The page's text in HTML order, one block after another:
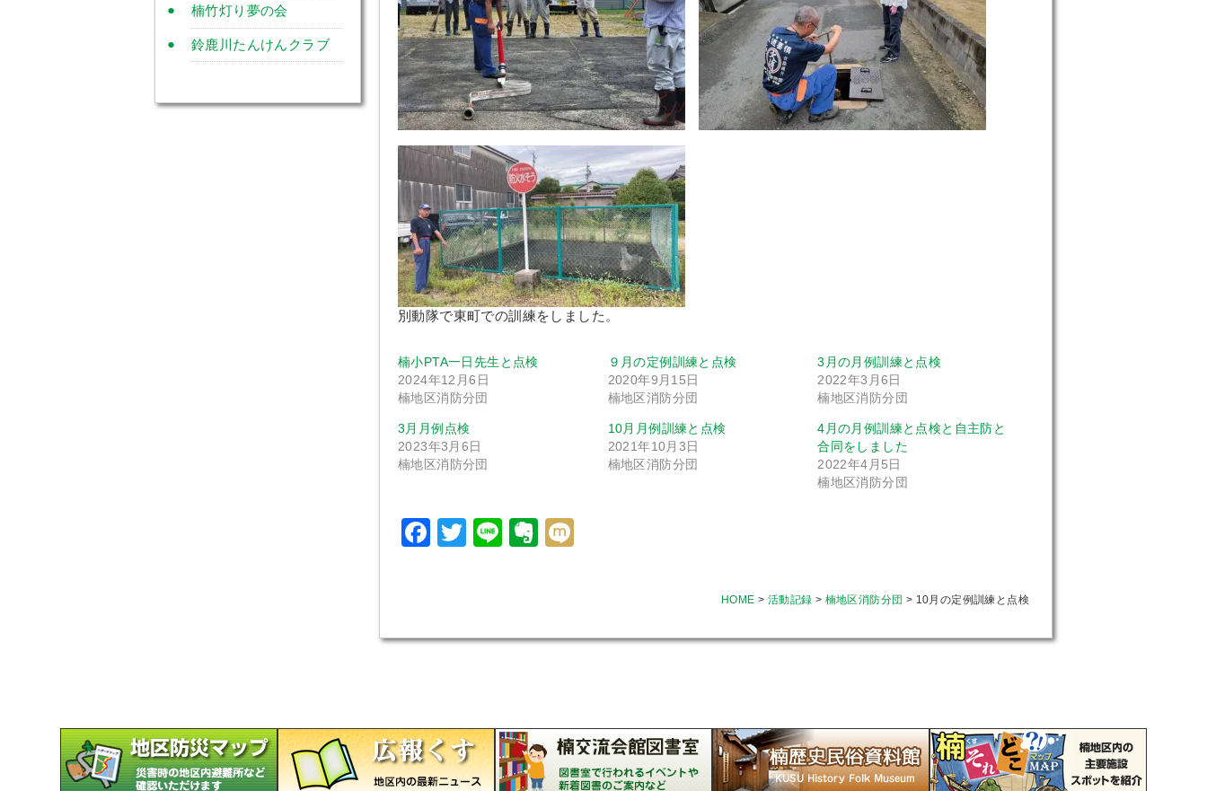
別動隊で東町での訓練をしました。
楠小PTA一日先生と点検
2024年12月6日
楠地区消防分団
９月の定例訓練と点検
2020年9月15日
楠地区消防分団
3月の月例訓練と点検
2022年3月6日
楠地区消防分団
3月月例点検
2023年3月6日
楠地区消防分団
10月月例訓練と点検
2021年10月3日
楠地区消防分団
4月の月例訓練と点検と自主防と
合同をしました
2022年4月5日
楠地区消防分団
Facebook
Twitter
LineEvernote
HOME > 活動記録 > 楠地区消防分団 > 10月の定例訓練と点検
楠竹灯り夢の会
鈴鹿川たんけんクラブ